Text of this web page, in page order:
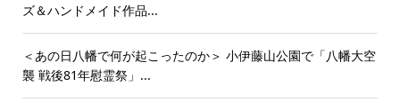
ズ＆ハンドメイド作品...
＜あの日八幡で何が起こったのか＞ 小伊藤山公園で「八幡大空
襲 戦後81年慰霊祭」...